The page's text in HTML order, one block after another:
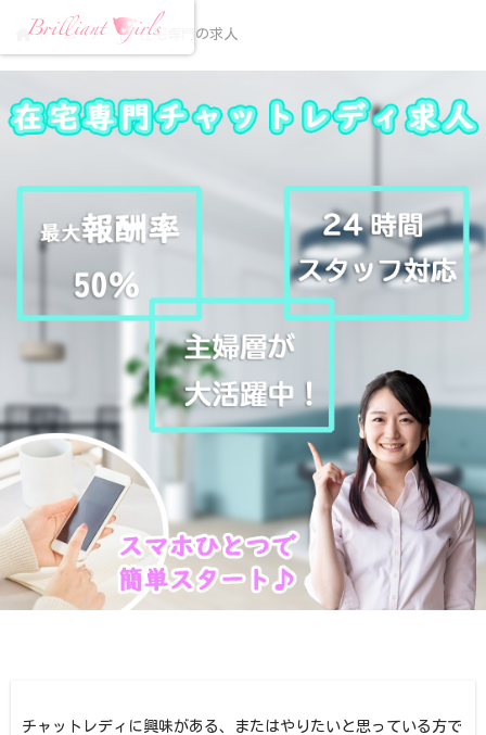
ホーム 在宅専門の求人
チャットレディに興味がある、またはやりたいと思っている方で